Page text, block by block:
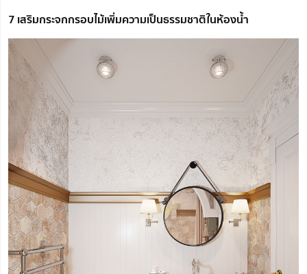
7 เสริมกระจกกรอบไม้เพิ่มความเป็นธรรมชาติในห้องน้ำ